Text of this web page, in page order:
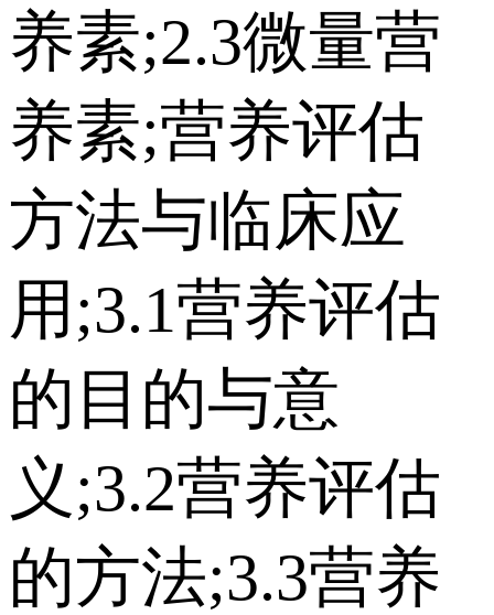
养素;2.3微量营
养素;营养评估
方法与临床应
用;3.1营养评估
的目的与意
义;3.2营养评估
的方法;3.3营养